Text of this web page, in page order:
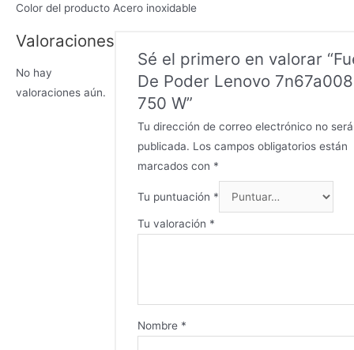
Color del producto Acero inoxidable
Valoraciones
No hay
valoraciones aún.
Sé el primero en valorar
De Poder Lenovo
750 W”
Tu dirección de correo electrónico no será
publicada. Los campos obligatorios están
marcados con *
Tu puntuación *
Tu valoración *
Nombre *